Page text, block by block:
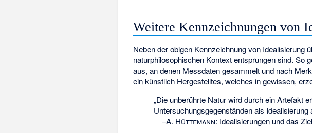
Weitere Kennzeichnungen von
Neben der obigen Kennzeichnung von Idealisierung
naturphilosophischen Kontext entsprungen sind. So
aus, an denen Messdaten gesammelt und nach
ein künstlich Hergestelltes, welches in gewissen,
„Die unberührte Natur wird durch ein Artefakt
Untersuchungsgegenständen als Idealisierung
–A. Hüttemann: Idealisierungen und das